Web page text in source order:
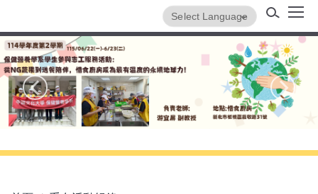
主
要
內
容
區
保健營養學系
Translate